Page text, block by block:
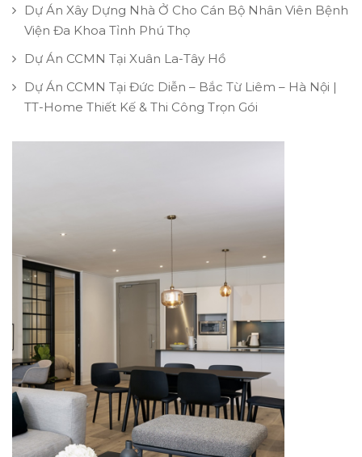
Dự Án Xây Dựng Nhà Ở Cho Cán Bộ Nhân Viên Bệnh
Viện Đa Khoa Tỉnh Phú Thọ
Dự Án CCMN Tại Xuân La-Tây Hồ
Dự Án CCMN Tại Đức Diễn – Bắc Từ Liêm – Hà Nội |
TT-Home Thiết Kế & Thi Công Trọn Gói